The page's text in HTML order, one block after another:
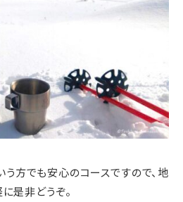
方でも安心のコースですので、地
是非どうぞ。